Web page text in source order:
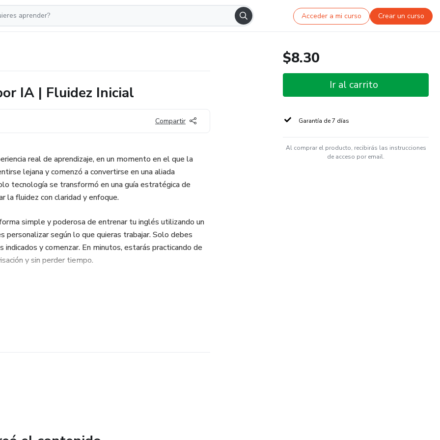
Acceder a mi curso Crear un curso
IA | Fluidez Inicial
Compartir
real de aprendizaje, en un momento en el que la
lejana y comenzó a convertirse en una aliada
tecnología se transformó en una guía estratégica de
la fluidez con claridad y enfoque.
simple y poderosa de entrenar tu inglés utilizando un
según lo que quieras trabajar. Solo debes
y comenzar. En minutos, estarás practicando de
y sin perder tiempo.
se convierte así en un entrenamiento activo, progresivo y
guiada con intención.
$8.30
Ir al carrito
Garantía de 7 días
Al comprar el producto, recibirás las instrucciones
de acceso por email.